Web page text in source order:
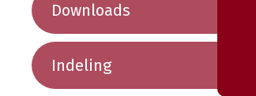
Downloads
Indeling